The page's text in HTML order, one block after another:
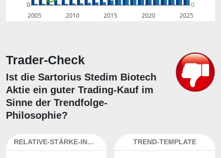
2005 2010 2015 2020 2025
0 0
Trader-Check
Ist die Sartorius Stedim Biotech
Aktie ein guter Trading-Kauf im
Sinne der Trendfolge-
Philosophie?
RELATIVE-STÄRKE-INDEX TREND-TEMPLATE